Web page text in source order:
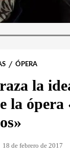
ÓPERA
la
la ópera
18 de febrero de 2017